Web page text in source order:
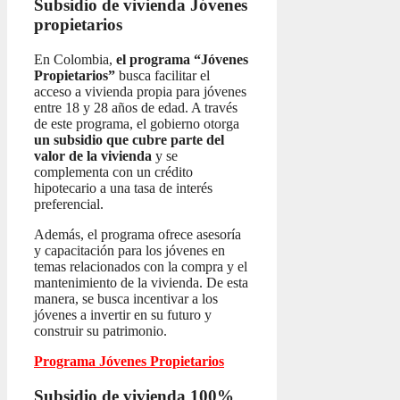
Subsidio de vivienda Jóvenes
propietarios
En Colombia, el programa “Jóvenes
Propietarios” busca facilitar el
acceso a vivienda propia para jóvenes
entre 18 y 28 años de edad. A través
de este programa, el gobierno otorga
un subsidio que cubre parte del
valor de la vivienda y se
complementa con un crédito
hipotecario a una tasa de interés
preferencial.
Además, el programa ofrece asesoría
y capacitación para los jóvenes en
temas relacionados con la compra y el
mantenimiento de la vivienda. De esta
manera, se busca incentivar a los
jóvenes a invertir en su futuro y
construir su patrimonio.
Programa Jóvenes Propietarios
Subsidio de vivienda 100%